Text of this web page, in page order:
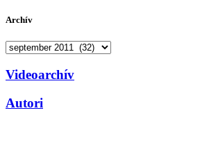
Archív
Archív
Videoarchív
Autori